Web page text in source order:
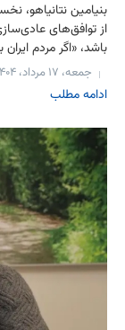
بنیامین نتانیاهو،
از توافق‌های
باشد، «اگر مردم ایران
جمعه، ۱۷ مرداد، ۱۴۰۴
ادامه مطلب